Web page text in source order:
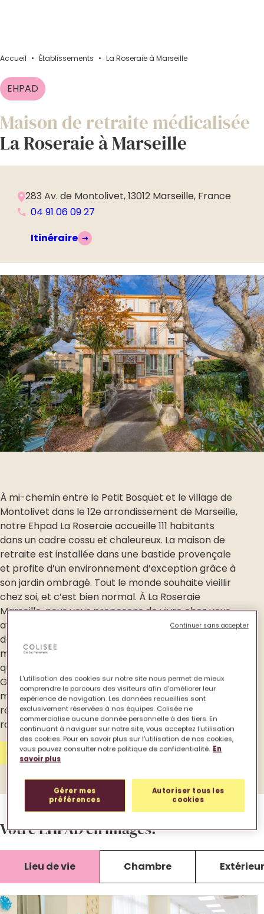
Accueil • Établissements • La Roseraie à Marseille
EHPAD
Maison de retraite médicalisée
La Roseraie à Marseille
283 Av. de Montolivet, 13012 Marseille, France
04 91 06 09 27
Itinéraire
À mi-chemin entre le Petit Bosquet et le village de
Montolivet dans le 12e arrondissement de Marseille,
notre Ehpad La Roseraie accueille 111 habitants
dans un cadre cossu et chaleureux. La maison de
retraite est installée dans une bastide provençale
et profite d’un environnement d’exception grâce à
son jardin ombragé. Tout le monde souhaite vieillir
chez soi, et c’est bien normal. À La Roseraie
Marseille, nous vous proposons de vivre chez vous,
avec l’aide dont vous avez besoin et les services
dont vous avez envie. Vous découvrirez dans la
maison une ambiance de vie animée et conviviale
qui laisse aussi une large place à la vie privée.
Grâce à un accompagnement et des soins
médicaux individualisés, nous apporterons des
réponses à vos attentes dans un environnement
rassurant et sécurisé.
Contactez-nous
Votre EHPAD en images.
Lieu de vie Chambre Extérieur
L'utilisation des cookies sur notre site nous permet de mieux
comprendre le parcours des visiteurs afin d'améliorer leur
expérience de navigation. Les données recueillies sont
exclusivement réservées à nos équipes. Colisée ne
commercialise aucune donnée personnelle à des tiers. En
continuant à naviguer sur notre site, vous acceptez l'utilisation
des cookies. Pour en savoir plus sur l'utilisation de nos cookies,
vous pouvez consulter notre politique de confidentialité. En
savoir plus
Gérer mes
préférences
Autoriser tous les
cookies
Continuer sans accepter